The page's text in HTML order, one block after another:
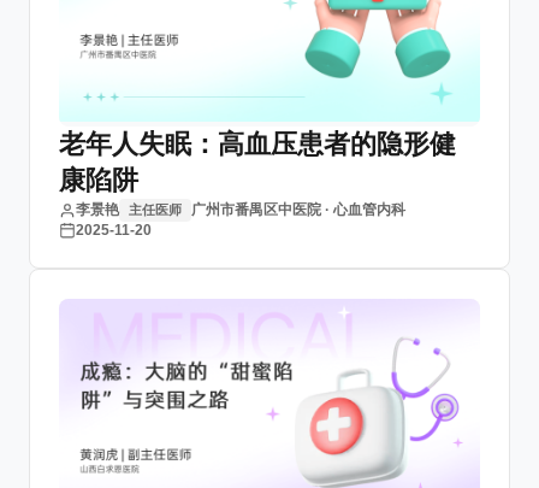
老年人失眠：高血压患者的隐形健
康陷阱
李景艳 主任医师
广州市番禺区中医院 · 心血管内科
2025-11-20